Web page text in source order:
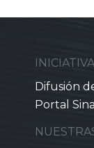
Difusión
Portal